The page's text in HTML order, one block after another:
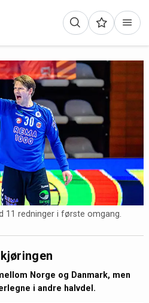
11 redninger i første omgang.
Norge og Danmark, men
i andre halvdel.